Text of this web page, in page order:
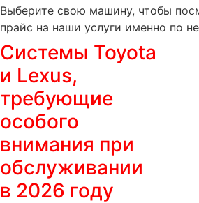
Выберите свою машину, чтобы
прайс на наши услуги именно по
Системы Toyota
и Lexus,
требующие
особого
внимания при
обслуживании
в 2026 году